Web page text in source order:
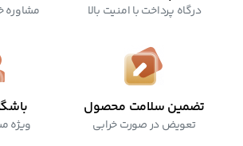
درگاه پرداخت با امنیت بالا مشاوره
تضمین سلامت محصول
تعویض در صورت خرابی ویژه